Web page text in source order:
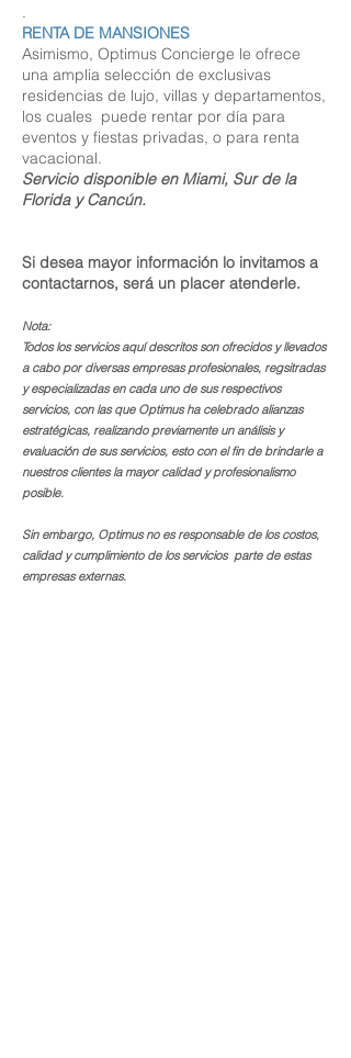
.
RENTA DE MANSIONES
Asimismo, Optimus Concierge le ofrece
una amplia selección de exclusivas
residencias de lujo, villas y departamentos,
los cuales puede rentar por día para
eventos y fiestas privadas, o para renta
vacacional.
Servicio disponible en Miami, Sur de la
Florida y Cancún.
Si desea mayor información lo invitamos a
contactarnos, será un placer atenderle.
Nota:
Todos los servicios aquí descritos son ofrecidos y llevados
a cabo por diversas empresas profesionales, regsitradas
y especializadas en cada uno de sus respectivos
servicios, con las que Optimus ha celebrado alianzas
estratégicas, realizando previamente un análisis y
evaluación de sus servicios, esto con el fin de brindarle a
nuestros clientes la mayor calidad y profesionalismo
posible.
Sin embargo, Optimus no es responsable de los costos,
calidad y cumplimiento de los servicios parte de estas
empresas externas.